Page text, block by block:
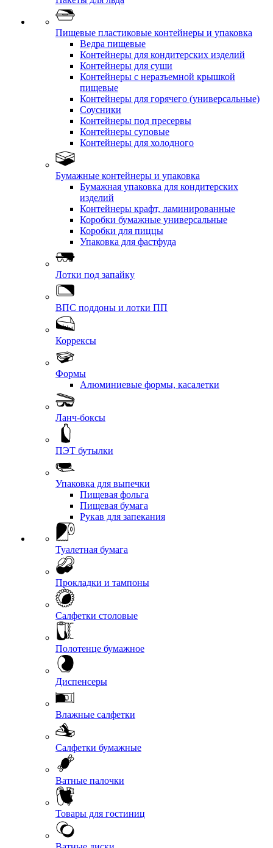
Пищевые пластиковые контейнеры и упаковка
Ведра пищевые
Контейнеры для кондитерских изделий
Контейнеры для суши
Контейнеры с неразъемной крышкой
пищевые
Контейнеры для горячего (универсальные)
Соусники
Контейнеры под пресервы
Контейнеры суповые
Контейнеры для холодного
Бумажные контейнеры и упаковка
Бумажная упаковка для кондитерских
изделий
Контейнеры крафт, ламинированные
Коробки бумажные универсальные
Коробки для пиццы
Упаковка для фастфуда
Лотки под запайку
ВПС поддоны и лотки ПП
Коррексы
Формы
Алюминиевые формы, касалетки
Ланч-боксы
ПЭТ бутылки
Упаковка для выпечки
Пищевая фольга
Пищевая бумага
Рукав для запекания
Туалетная бумага
Прокладки и тампоны
Салфетки столовые
Полотенце бумажное
Диспенсеры
Влажные салфетки
Салфетки бумажные
Ватные палочки
Товары для гостиниц